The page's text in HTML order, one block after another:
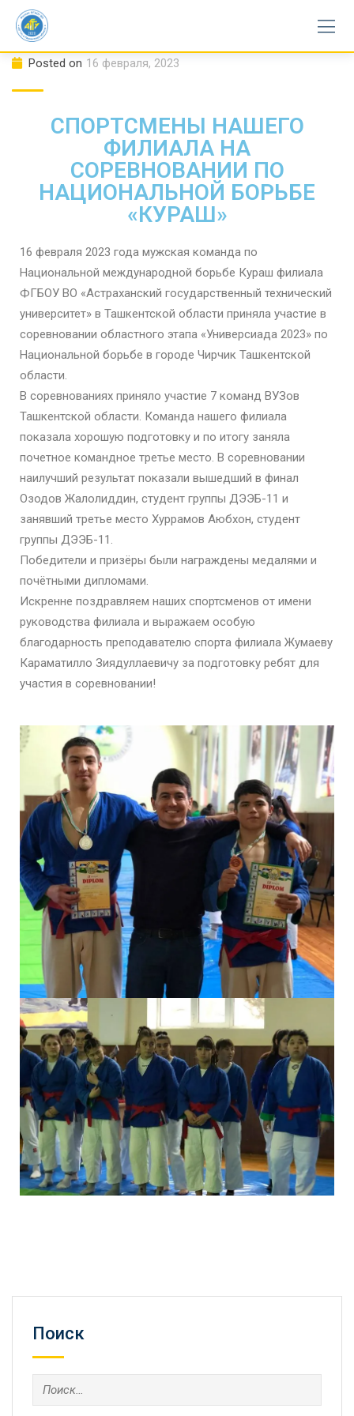
Posted on 16 февраля, 2023
СПОРТСМЕНЫ НАШЕГО
ФИЛИАЛА НА
СОРЕВНОВАНИИ ПО
НАЦИОНАЛЬНОЙ БОРЬБЕ
«КУРАШ»
16 февраля 2023 года мужская команда по
Национальной международной борьбе Кураш филиала
ФГБОУ ВО «Астраханский государственный технический
университет» в Ташкентской области приняла участие в
соревновании областного этапа «Универсиада 2023» по
Национальной борьбе в городе Чирчик Ташкентской
области.
В соревнованиях приняло участие 7 команд ВУЗов
Ташкентской области. Команда нашего филиала
показала хорошую подготовку и по итогу заняла
почетное командное третье место. В соревновании
наилучший результат показали вышедший в финал
Озодов Жалолиддин, студент группы ДЭЭБ-11 и
занявший третье место Хуррамов Аюбхон, студент
группы ДЭЭБ-11.
Победители и призёры были награждены медалями и
почётными дипломами.
Искренне поздравляем наших спортсменов от имени
руководства филиала и выражаем особую
благодарность преподавателю спорта филиала Жумаеву
Караматилло Зиядуллаевичу за подготовку ребят для
участия в соревновании!
Поиск